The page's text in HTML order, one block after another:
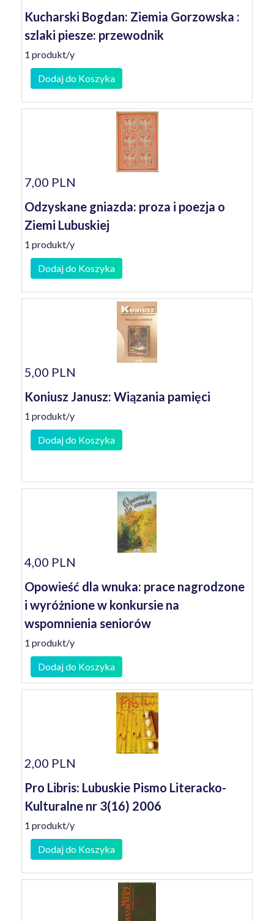
Kucharski Bogdan: Ziemia Gorzowska :
szlaki piesze: przewodnik
1 produkt/y
Dodaj do Koszyka
7,00 PLN
Odzyskane gniazda: proza i poezja o
Ziemi Lubuskiej
1 produkt/y
Dodaj do Koszyka
5,00 PLN
Koniusz Janusz: Wiązania pamięci
1 produkt/y
Dodaj do Koszyka
4,00 PLN
Opowieść dla wnuka: prace nagrodzone
i wyróżnione w konkursie na
wspomnienia seniorów
1 produkt/y
Dodaj do Koszyka
2,00 PLN
Pro Libris: Lubuskie Pismo Literacko-
Kulturalne nr 3(16) 2006
1 produkt/y
Dodaj do Koszyka